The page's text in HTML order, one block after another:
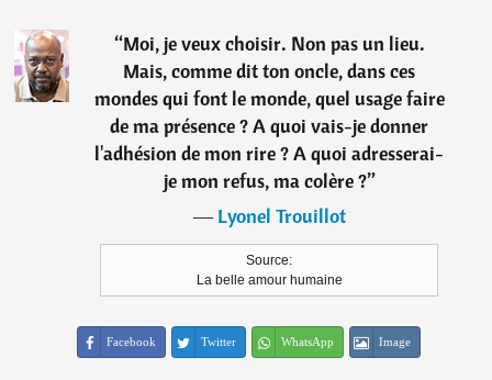
“Moi, je veux choisir. Non pas un lieu.
Mais, comme dit ton oncle, dans ces
mondes qui font le monde, quel usage faire
de ma présence ? A quoi vais-je donner
l'adhésion de mon rire ? A quoi adresserai-
je mon refus, ma colère ?”
―Lyonel Trouillot
Source:
La belle amour humaine
Facebook Twitter WhatsApp Image